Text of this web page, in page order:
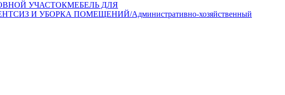
УЧАСТОКМЕБЕЛЬ ДЛЯ
СИЗ И УБОРКА ПОМЕЩЕНИЙ/Административно-хозяйственный